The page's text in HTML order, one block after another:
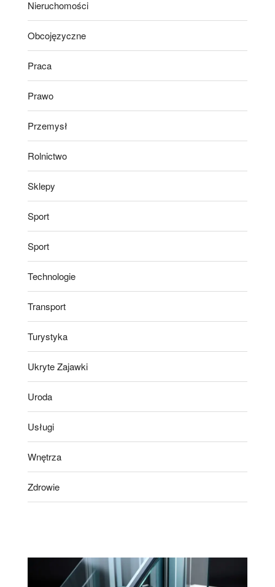
Nieruchomości
Obcojęzyczne
Praca
Prawo
Przemysł
Rolnictwo
Sklepy
Sport
Sport
Technologie
Transport
Turystyka
Ukryte Zajawki
Uroda
Usługi
Wnętrza
Zdrowie